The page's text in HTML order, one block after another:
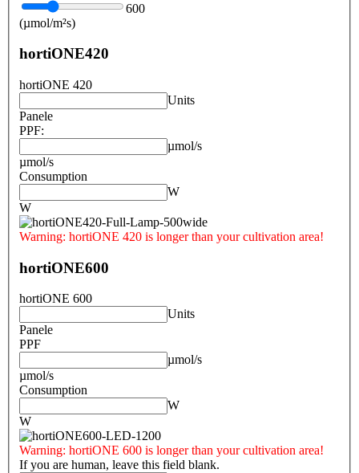
600
(µmol/m²s)
hortiONE420
hortiONE 420
Units
Panele
PPF:
µmol/s
µmol/s
Consumption
W
W
Warning: hortiONE 420 is longer than your cultivation area!
hortiONE600
hortiONE 600
Units
Panele
PPF
µmol/s
µmol/s
Consumption
W
W
Warning: hortiONE 600 is longer than your cultivation area!
If you are human, leave this field blank.